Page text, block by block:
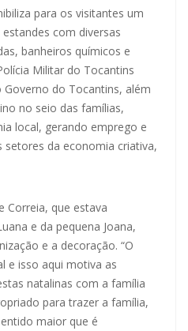
para os visitantes um
com diversas
banheiros químicos e
Militar do Tocantins
Governo do Tocantins, além
no seio das famílias,
local, gerando emprego e
setores da economia criativa,
Correia, que estava
e da pequena Joana,
e a decoração. “O
e isso aqui motiva as
natalinas com a família
para trazer a família,
maior que é